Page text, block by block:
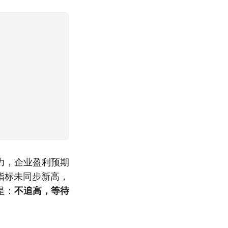
，企业盈利预期
未同步新高，
不追高，等待